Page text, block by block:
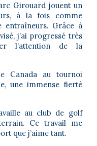
Girouard jouent un
à la fois comme
entraîneurs. Grâce à
j’ai progressé très
l’attention de la
Canada au tournoi
une immense fierté
au club de golf
Ce travail me
que j’aime tant.